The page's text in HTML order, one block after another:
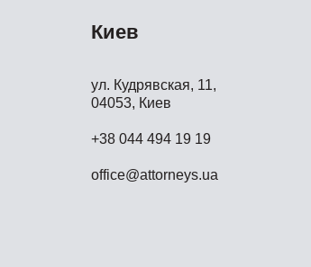
Киев
ул. Кудрявская, 11,
04053, Киев
+38 044 494 19 19
office@attorneys.ua